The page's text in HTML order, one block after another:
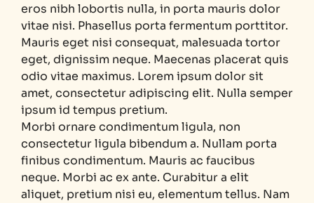
eros nibh lobortis nulla, in porta mauris dolor
vitae nisi. Phasellus porta fermentum porttitor.
Mauris eget nisi consequat, malesuada tortor
eget, dignissim neque. Maecenas placerat quis
odio vitae maximus. Lorem ipsum dolor sit
amet, consectetur adipiscing elit. Nulla semper
ipsum id tempus pretium.
Morbi ornare condimentum ligula, non
consectetur ligula bibendum a. Nullam porta
finibus condimentum. Mauris ac faucibus
neque. Morbi ac ex ante. Curabitur a elit
aliquet, pretium nisi eu, elementum tellus. Nam